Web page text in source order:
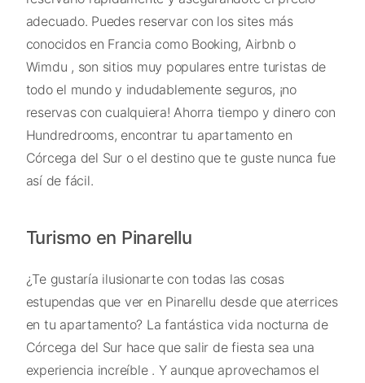
adecuado. Puedes reservar con los sites más
conocidos en Francia como Booking, Airbnb o
Wimdu , son sitios muy populares entre turistas de
todo el mundo y indudablemente seguros, ¡no
reservas con cualquiera! Ahorra tiempo y dinero con
Hundredrooms, encontrar tu apartamento en
Córcega del Sur o el destino que te guste nunca fue
así de fácil.
Turismo en Pinarellu
¿Te gustaría ilusionarte con todas las cosas
estupendas que ver en Pinarellu desde que aterrices
en tu apartamento? La fantástica vida nocturna de
Córcega del Sur hace que salir de fiesta sea una
experiencia increíble . Y aunque aprovechamos el